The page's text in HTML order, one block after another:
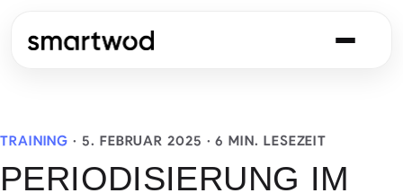
TRAINING ·5. FEBRUAR 2025 · 6 MIN. LESEZEIT
PERIODISIERUNG IM